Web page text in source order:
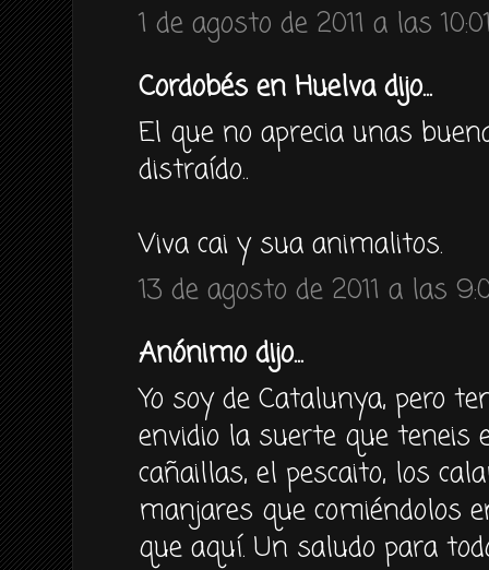
1 de agosto de 2011 a las
Cordobés en Huelva dijo...
El que no aprecia unas
distraído..
Viva cai y sua animalitos.
13 de agosto de 2011 a las
Anónimo dijo...
Yo soy de Catalunya, pero
envidio la suerte que teneis
cañaillas, el pescaito, los
manjares que comiéndolos
que aquí. Un saludo para